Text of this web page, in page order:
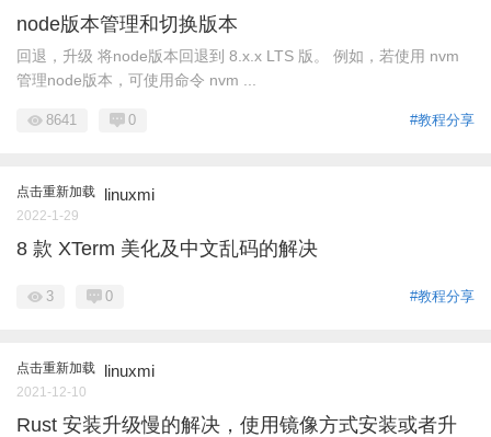
node版本管理和切换版本
回退，升级 将node版本回退到 8.x.x LTS 版。 例如，若使用 nvm
管理node版本，可使用命令 nvm ...
#教程分享
8641 0
点击重新加载 linuxmi
2022-1-29
8 款 XTerm 美化及中文乱码的解决
#教程分享
3 0
点击重新加载 linuxmi
2021-12-10
Rust 安装升级慢的解决，使用镜像方式安装或者升